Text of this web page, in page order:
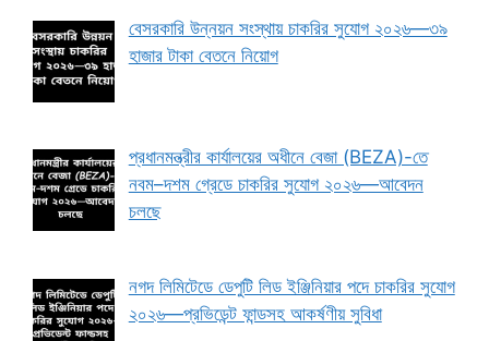
বেসরকারি উন্নয়ন সংস্থায় চাকরির সুযোগ ২০২৬—৩৯
হাজার টাকা বেতনে নিয়োগ
প্রধানমন্ত্রীর কার্যালয়ের অধীনে বেজা (BEZA)-তে
নবম–দশম গ্রেডে চাকরির সুযোগ ২০২৬—আবেদন
চলছে
নগদ লিমিটেডে ডেপুটি লিড ইঞ্জিনিয়ার পদে চাকরির সুযোগ
২০২৬—প্রভিডেন্ট ফান্ডসহ আকর্ষণীয় সুবিধা